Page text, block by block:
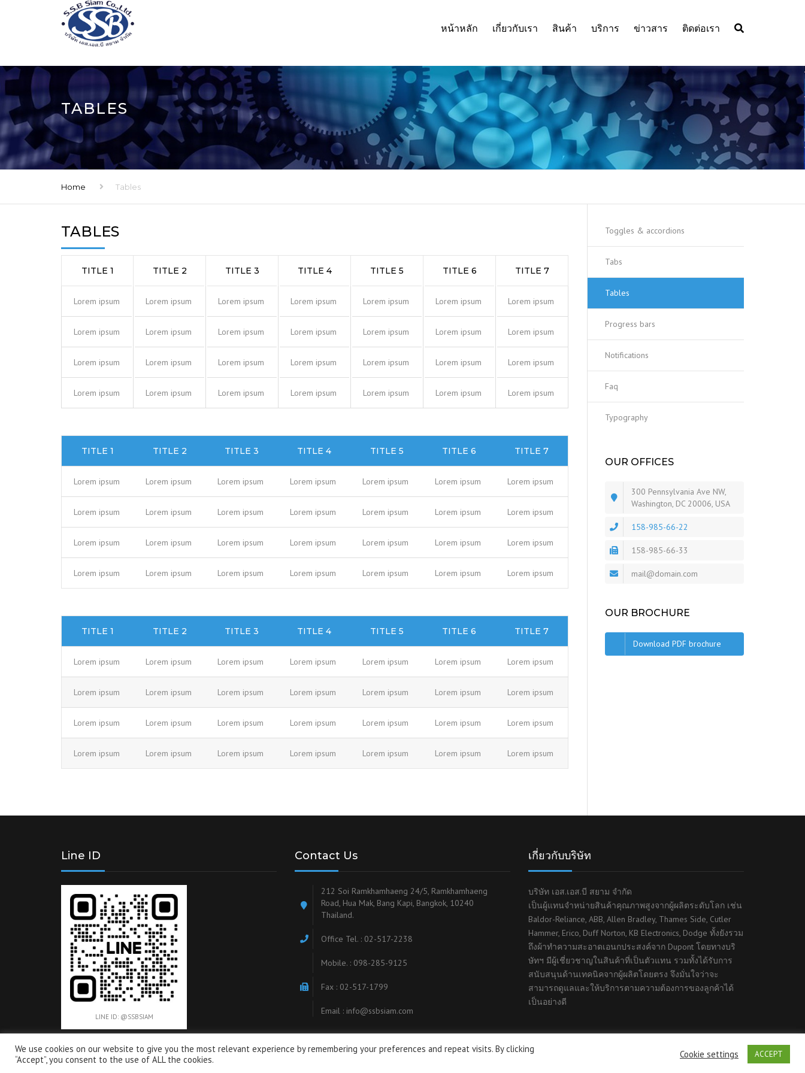
หน้าหลัก เกี่ยวกับเรา สินค้า
DC MOTOR
HIGH EFFICIENCY AC
MOTOR
EXPLOSION PROOF
BALDOR MOTOR อันดับ 1
ตัวแทนจำหน่ายเจ้าเดียวใน
ประเทศไทย
AC MOTOR
DC MOTOR
GEAR MOTOR
ABB MOTOR – มอเตอร์
คุณภาพระดับโลกเพื่อ
INVERTER
DODGE อันดับ 1 ตัวแทน
DODGE BEARING ตัวแ
API610 COUPLING BY
T85
T95
VC3500
MASTERMOUNT
LEVERMOUNT
EATON ELECTRIC RING MAIN UNIT
RECLOSER EATON
MOELLER | อุปกรณ์ควบคุ
ALLEN-BRADLEY อุปกรณ์
ควบคุมไฟฟ้าและระบบอัตโนมัติ
PLC
SOFT START
INVERTER
DUFF-NORTON
FLEXIBLE BUSBAR
SANKOSHA
ดูดซับน้ำมันและสารเคมี
CUTLER-HAMMER
SIEMENS NEMA MOTOR
DEHN อันดับ 1 SURGE
PROTECTION
บริการ
หรือ ระบบล่อฟ้าฟาราเดย์
ข่าวสาร ติดต่อเรา
TABLES
Home Tables
TABLES
TITLE 1 TITLE 2 TITLE 3 TITLE 4 TITLE 5 TITLE 6 TITLE 7
Lorem ipsum Lorem ipsum Lorem ipsum Lorem ipsum Lorem ipsum Lorem ipsum Lorem ipsum
Lorem ipsum Lorem ipsum Lorem ipsum Lorem ipsum Lorem ipsum Lorem ipsum Lorem ipsum
Lorem ipsum Lorem ipsum Lorem ipsum Lorem ipsum Lorem ipsum Lorem ipsum Lorem ipsum
Lorem ipsum Lorem ipsum Lorem ipsum Lorem ipsum Lorem ipsum Lorem ipsum Lorem ipsum
TITLE 1 TITLE 2 TITLE 3 TITLE 4 TITLE 5 TITLE 6 TITLE 7
Lorem ipsum Lorem ipsum Lorem ipsum Lorem ipsum Lorem ipsum Lorem ipsum Lorem ipsum
Lorem ipsum Lorem ipsum Lorem ipsum Lorem ipsum Lorem ipsum Lorem ipsum Lorem ipsum
Lorem ipsum Lorem ipsum Lorem ipsum Lorem ipsum Lorem ipsum Lorem ipsum Lorem ipsum
Lorem ipsum Lorem ipsum Lorem ipsum Lorem ipsum Lorem ipsum Lorem ipsum Lorem ipsum
TITLE 1 TITLE 2 TITLE 3 TITLE 4 TITLE 5 TITLE 6 TITLE 7
Lorem ipsum Lorem ipsum Lorem ipsum Lorem ipsum Lorem ipsum Lorem ipsum Lorem ipsum
Lorem ipsum Lorem ipsum Lorem ipsum Lorem ipsum Lorem ipsum Lorem ipsum Lorem ipsum
Lorem ipsum Lorem ipsum Lorem ipsum Lorem ipsum Lorem ipsum Lorem ipsum Lorem ipsum
Lorem ipsum Lorem ipsum Lorem ipsum Lorem ipsum Lorem ipsum Lorem ipsum Lorem ipsum
Toggles & accordions
Tabs
Tables
Progress bars
Notifications
Faq
Typography
OUR OFFICES
300 Pennsylvania Ave NW,
Washington, DC 20006, USA
158-985-66-22
158-985-66-33
mail@domain.com
OUR BROCHURE
Download PDF brochure
Line ID
LINE ID: @SSBSIAM
Contact Us
212 Soi Ramkhamhaeng 24/5, Ramkhamhaeng
Road, Hua Mak, Bang Kapi, Bangkok, 10240
Thailand.
Office Tel. : 02-517-2238
Mobile. : 098-285-9125
Fax : 02-517-1799
Email : info@ssbsiam.com
เกี่ยวกับบริษัท
บริษัท เอส.เอส.บี สยาม จำกัด
เป็นผู้แทนจำหน่ายสินค้าคุณภาพสูงจากผู้ผลิตระดับโลก เช่น
Baldor-Reliance, ABB, Allen Bradley, Thames Side, Cutler
Hammer, Erico, Duff Norton, KB Electronics, Dodge ทั้งยังรวม
ถึงผ้าทำความสะอาดเอนกประสงค์จาก Dupont โดยทางบริ
ษัทฯ มีผู้เชี่ยวชาญในสินค้าที่เป็นตัวแทน รวมทั้งได้รับการ
สนับสนุนด้านเทคนิคจากผู้ผลิตโดยตรง จึงมั่นใจว่าจะ
สามารถดูแลและให้บริการตามความต้องการของลูกค้าได้
เป็นอย่างดี
We use cookies on our website to give you the most relevant experience by remembering your preferences and repeat visits. By clicking
“Accept”, you consent to the use of ALL the cookies.
Cookie settings ACCEPT